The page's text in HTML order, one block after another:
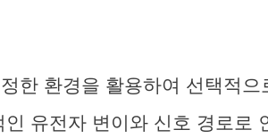
한 환경을 활용하여 선택적으
유전자 변이와 신호 경로로